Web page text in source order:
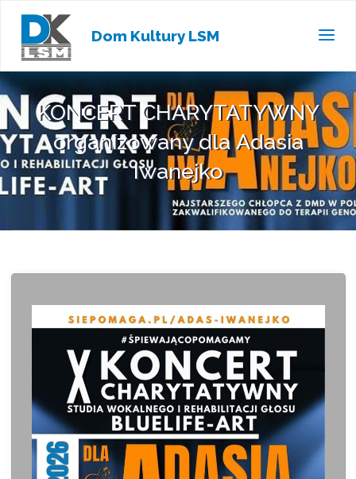
Dom Kultury LSM
KONCERT CHARYTATYWNY
organizowany dla Adasia
Iwanejko